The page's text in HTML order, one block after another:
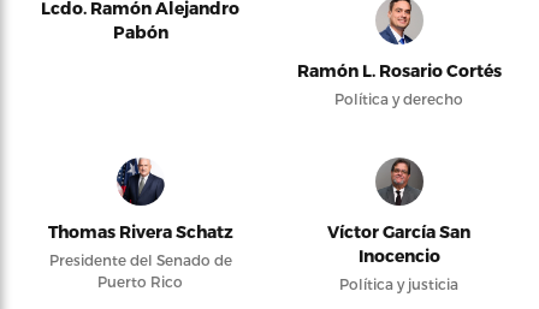
Lcdo. Ramón Alejandro
Pabón
Ramón L. Rosario Cortés
Política y derecho
Thomas Rivera Schatz
Presidente del Senado de
Puerto Rico
Víctor García San
Inocencio
Política y justicia